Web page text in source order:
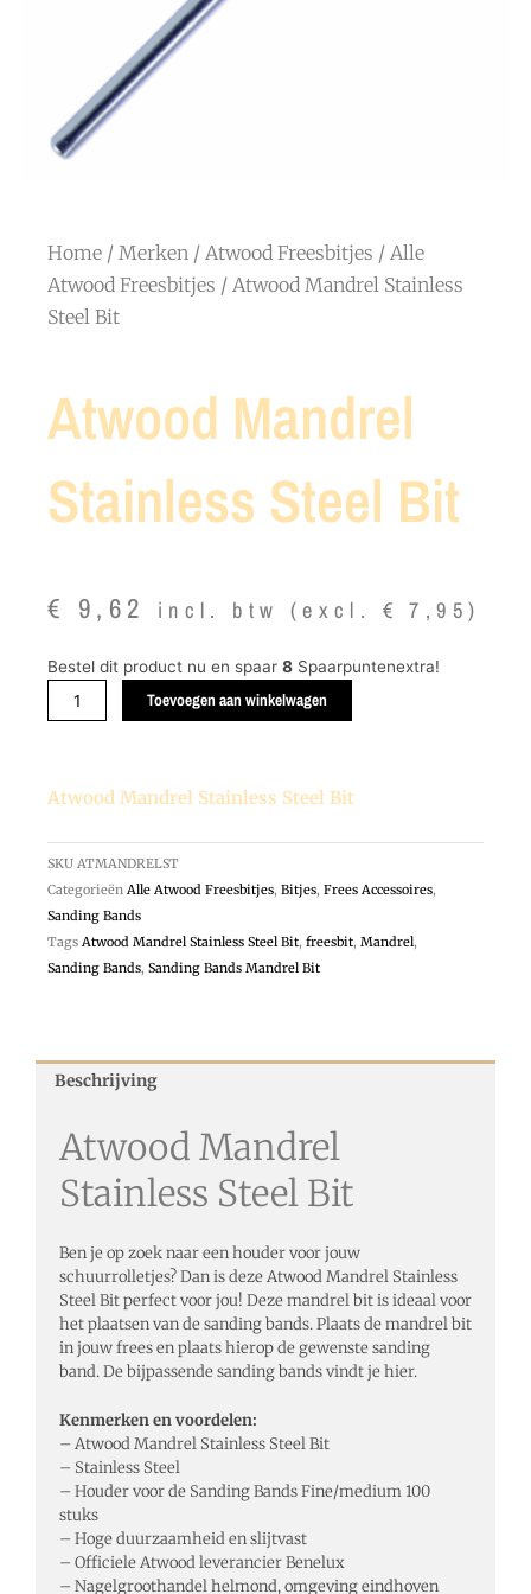
Home / Merken / Atwood Freesbitjes / Alle
Atwood Freesbitjes / Atwood Mandrel Stainless
Steel Bit
Atwood Mandrel
Stainless Steel Bit
€ 9,62 incl. btw (excl. € 7,95)
Bestel dit product nu en spaar 8 Spaarpuntenextra!
Atwood
Mandrel
Stainless
aantal
Toevoegen aan winkelwagen
Atwood Mandrel Stainless Steel Bit
SKU ATMANDRELST
Categorieën Alle Atwood Freesbitjes, Bitjes, Frees Accessoires,
Sanding Bands
Tags Atwood Mandrel Stainless Steel Bit, freesbit, Mandrel,
Sanding Bands, Sanding Bands Mandrel Bit
Beschrijving
Atwood Mandrel
Stainless Steel Bit
Ben je op zoek naar een houder voor jouw
schuurrolletjes? Dan is deze Atwood Mandrel Stainless
Steel Bit perfect voor jou! Deze mandrel bit is ideaal voor
het plaatsen van de sanding bands. Plaats de mandrel bit
in jouw frees en plaats hierop de gewenste sanding
band. De bijpassende sanding bands vindt je hier.
Kenmerken en voordelen:
– Atwood Mandrel Stainless Steel Bit
– Stainless Steel
– Houder voor de Sanding Bands Fine/medium 100
stuks
– Hoge duurzaamheid en slijtvast
– Officiele Atwood leverancier Benelux
– Nagelgroothandel helmond, omgeving eindhoven